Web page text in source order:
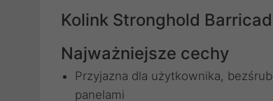
Kolink Stronghold
Najważniejsze cechy
Przyjazna dla użytkownika,
panelami